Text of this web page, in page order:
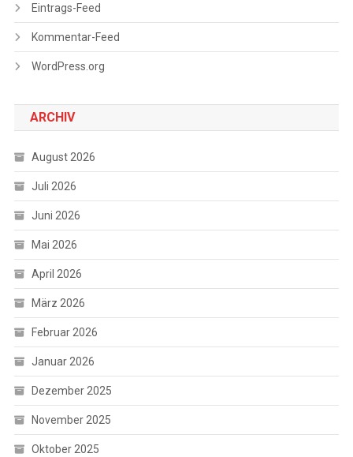
Eintrags-Feed
Kommentar-Feed
WordPress.org
ARCHIV
August 2026
Juli 2026
Juni 2026
Mai 2026
April 2026
März 2026
Februar 2026
Januar 2026
Dezember 2025
November 2025
Oktober 2025